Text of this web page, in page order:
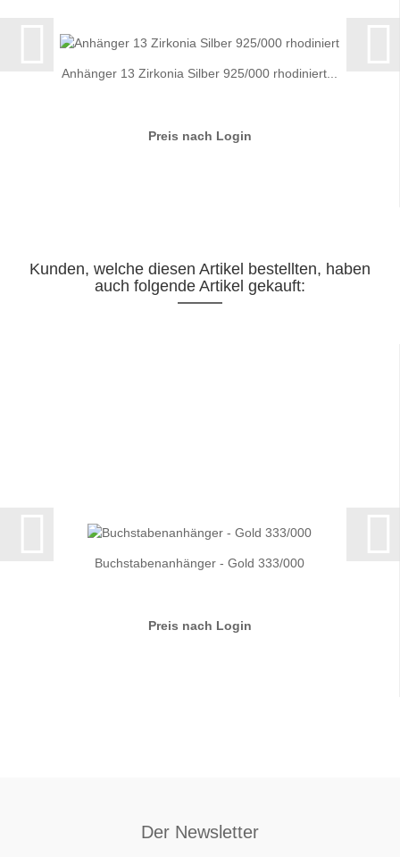
Anhänger 13 Zirkonia Silber 925/000 rhodiniert...
Preis nach Login
Kunden, welche diesen Artikel bestellten, haben
auch folgende Artikel gekauft:
Buchstabenanhänger - Gold 333/000
Preis nach Login
Der Newsletter